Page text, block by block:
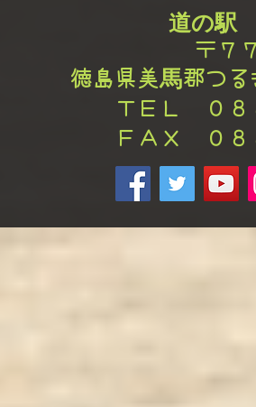
道の駅
〒７
徳島県美馬郡つ
ＴＥＬ ０８
ＦＡＸ ０８